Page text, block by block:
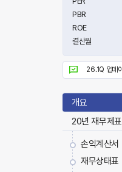
PBR
ROE
결산월
26.1Q 업데
개요
20년 재무제표
손익계산서
재무상태표